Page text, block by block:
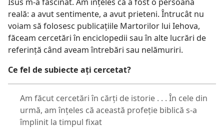
reală: a avut sentimente, a avut prieteni. Întrucât nu
voiam să folosesc publicaţiile Martorilor lui Iehova,
făceam cercetări în enciclopedii sau în alte lucrări de
referinţă când aveam întrebări sau nelămuriri.
Ce fel de subiecte aţi cercetat?
Am făcut cercetări în cărţi de istorie . . . În cele din
urmă, am înţeles că această profeţie biblică s-a
împlinit la timpul fixat